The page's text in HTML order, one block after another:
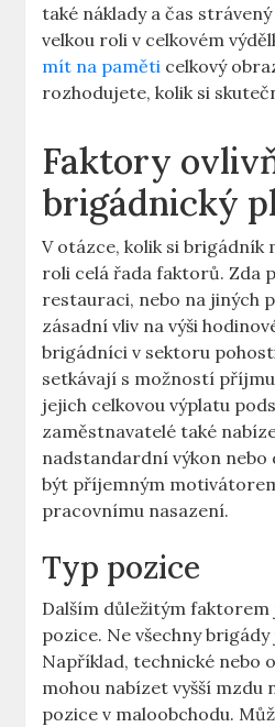
také náklady a čas
velkou roli v celkovém
mít na paměti celkový
rozhodujete, kolik si
Faktory
brigádnický
V otázce, kolik si brigádník
roli celá řada faktorů. Zda
restauraci, nebo na jiných
zásadní vliv na výši
brigádníci v sektoru
setkávají s možností
jejich celkovou výplatu
zaměstnavatelé také
nadstandardní výkon nebo
být příjemným
pracovnímu nasazení.
Typ pozice
Dalším důležitým
pozice. Ne všechny brigády
Například, technické nebo
mohou nabízet vyšší mzdu
pozice v maloobchodu.